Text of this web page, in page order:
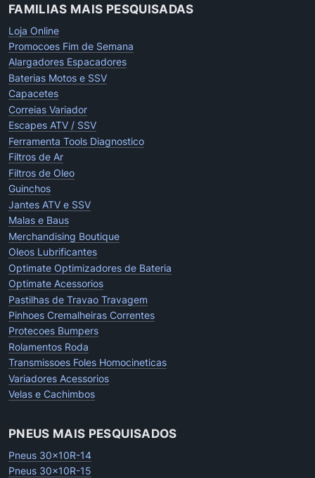
FAMILIAS MAIS PESQUISADAS
Loja Online
Promocoes Fim de Semana
Alargadores Espacadores
Baterias Motos e SSV
Capacetes
Correias Variador
Escapes ATV / SSV
Ferramenta Tools Diagnostico
Filtros de Ar
Filtros de Oleo
Guinchos
Jantes ATV e SSV
Malas e Baus
Merchandising Boutique
Oleos Lubrificantes
Optimate Optimizadores de Bateria
Optimate Acessorios
Pastilhas de Travao Travagem
Pinhoes Cremalheiras Correntes
Protecoes Bumpers
Rolamentos Roda
Transmissoes Foles Homocineticas
Variadores Acessorios
Velas e Cachimbos
PNEUS MAIS PESQUISADOS
Pneus 30x10R-14
Pneus 30x10R-15